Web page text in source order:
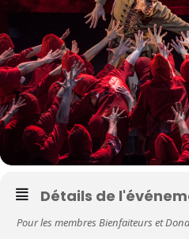
Détails de
Pour les membres Bienfaiteurs et